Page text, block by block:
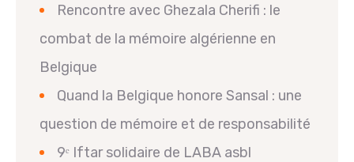
Rencontre avec Ghezala Cherifi : le
combat de la mémoire algérienne en
Belgique
Quand la Belgique honore Sansal : une
question de mémoire et de responsabilité
9ᵉ Iftar solidaire de LABA asbl